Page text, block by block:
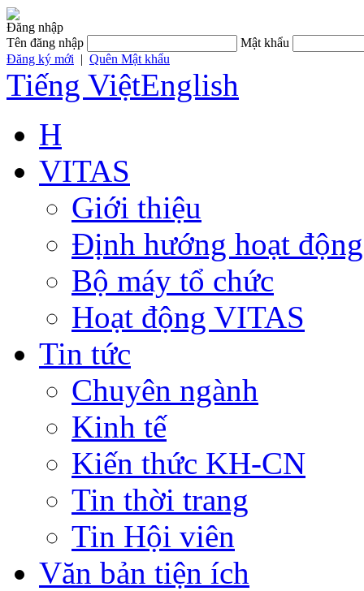
Đăng nhập
Tên đăng nhập
Mật khẩu
Đăng ký mới | Quên Mật khẩu
Tiếng ViệtEnglish
H
VITAS
Giới thiệu
Định hướng hoạt động
Bộ máy tổ chức
Hoạt động VITAS
Tin tức
Chuyên ngành
Kinh tế
Kiến thức KH-CN
Tin thời trang
Tin Hội viên
Văn bản tiện ích